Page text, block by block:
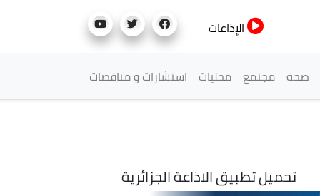
الإذاعات
صحة مجتمع محليات استشارات و مناقصات
تحميل تطبيق الاذاعة الجزائرية